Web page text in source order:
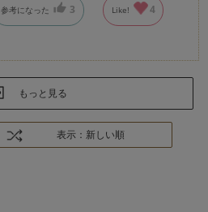
参考になった 3 Like! 4
もっと見る
表示：新しい順